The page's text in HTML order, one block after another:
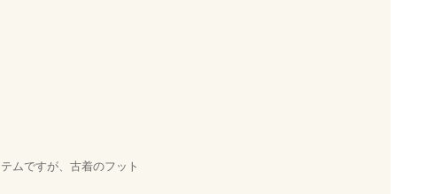
ムですが、古着のフット